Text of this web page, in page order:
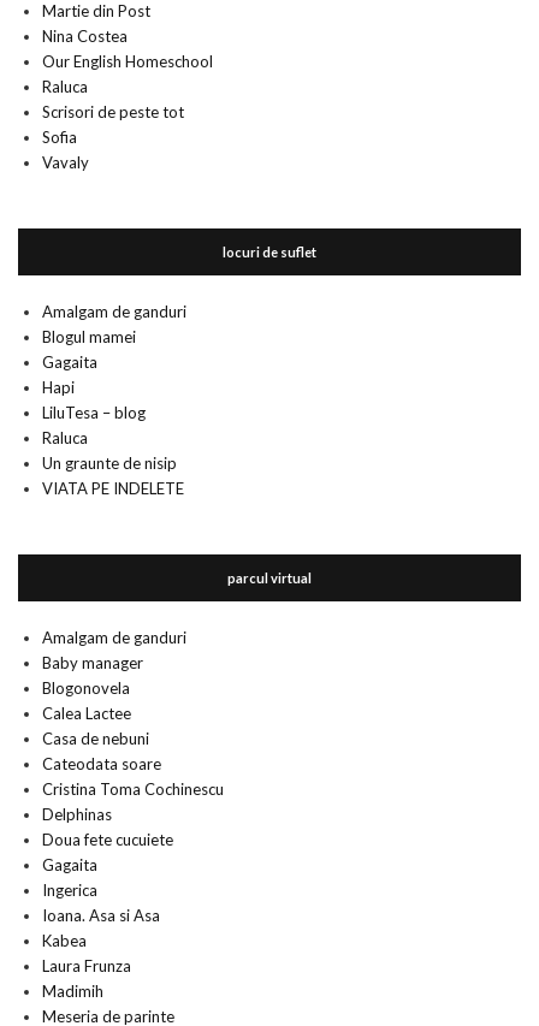
Martie din Post
Nina Costea
Our English Homeschool
Raluca
Scrisori de peste tot
Sofia
Vavaly
locuri de suflet
Amalgam de ganduri
Blogul mamei
Gagaita
Hapi
LiluTesa – blog
Raluca
Un graunte de nisip
VIATA PE INDELETE
parcul virtual
Amalgam de ganduri
Baby manager
Blogonovela
Calea Lactee
Casa de nebuni
Cateodata soare
Cristina Toma Cochinescu
Delphinas
Doua fete cucuiete
Gagaita
Ingerica
Ioana. Asa si Asa
Kabea
Laura Frunza
Madimih
Meseria de parinte